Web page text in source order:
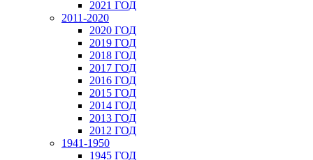
2021 ГОД
2011-2020
2020 ГОД
2019 ГОД
2018 ГОД
2017 ГОД
2016 ГОД
2015 ГОД
2014 ГОД
2013 ГОД
2012 ГОД
1941-1950
1945 ГОД